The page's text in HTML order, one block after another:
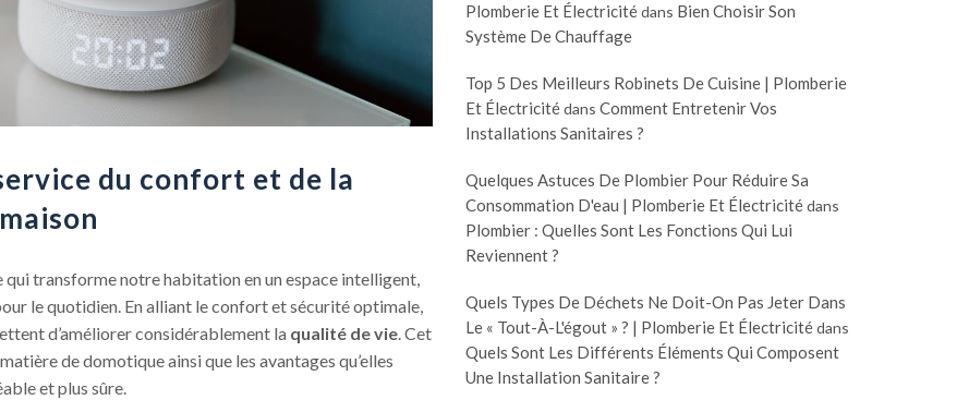
du confort et de la
transforme notre habitation en un espace intelligent,
le quotidien. En alliant le confort et sécurité optimale,
d’améliorer considérablement la qualité de vie. Cet
de domotique ainsi que les avantages qu’elles
et plus sûre.
Plomberie Et Électricitédans Bien Choisir Son
Système De Chauffage
Top 5 Des Meilleurs Robinets De Cuisine | Plomberie
Et Électricitédans Comment Entretenir Vos
Installations Sanitaires ?
Quelques Astuces De Plombier Pour Réduire Sa
Consommation D'eau | Plomberie Et Électricitédans
Plombier : Quelles Sont Les Fonctions Qui Lui
Reviennent ?
Quels Types De Déchets Ne Doit-On Pas Jeter Dans
Le « Tout-À-L'égout » ? | Plomberie Et Électricitédans
Quels Sont Les Différents Éléments Qui Composent
Une Installation Sanitaire ?